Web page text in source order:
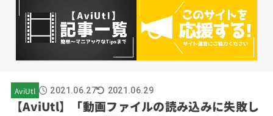
AviUtl 2021.06.27 2021.06.29
【AviUtl】「動画ファイルの読み込みに失敗し